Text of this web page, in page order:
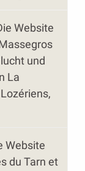
Website
und
La
Website
du Tarn et